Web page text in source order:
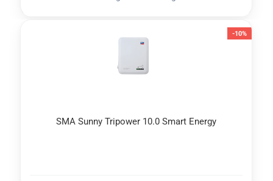
-10%
SMA Sunny Tri­power 10.0 Smart En­er­gy